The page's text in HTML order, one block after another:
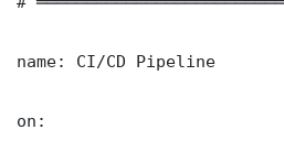
name: CI/CD Pipeline
on: